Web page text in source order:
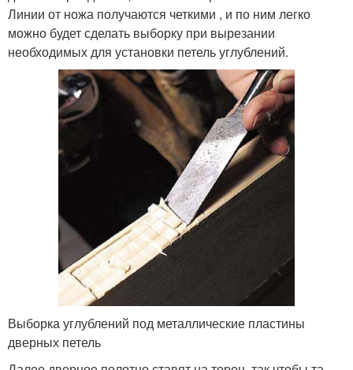
Линии от ножа получаются четкими , и по ним легко
можно будет сделать выборку при вырезании
необходимых для установки петель углублений.
Выборка углублений под металлические пластины
дверных петель